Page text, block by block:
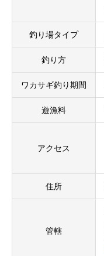
釣り場タイプ
釣り方
ワカサギ釣り期間
遊漁料
アクセス
住所
管轄